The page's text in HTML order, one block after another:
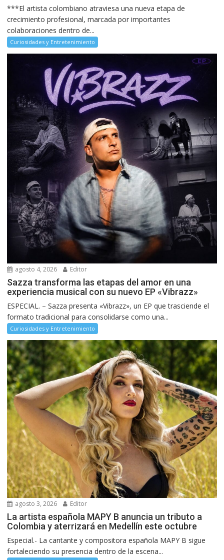
***El artista colombiano atraviesa una nueva etapa de
crecimiento profesional, marcada por importantes
colaboraciones dentro de...
Curiosidades y Entretenimiento
agosto 4, 2026 Editor
Sazza transforma las etapas del amor en una
experiencia musical con su nuevo EP «Vibrazz»
ESPECIAL. – Sazza presenta «Vibrazz», un EP que trasciende el
formato tradicional para consolidarse como una...
Curiosidades y Entretenimiento
agosto 3, 2026 Editor
La artista española MAPY B anuncia un tributo a
Colombia y aterrizará en Medellín este octubre
Especial.- La cantante y compositora española MAPY B sigue
fortaleciendo su presencia dentro de la escena...